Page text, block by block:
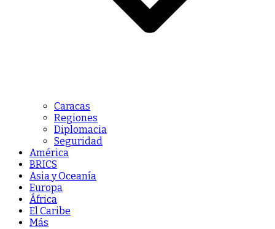
Caracas
Regiones
Diplomacia
Seguridad
América
BRICS
Asia y Oceanía
Europa
África
El Caribe
Más